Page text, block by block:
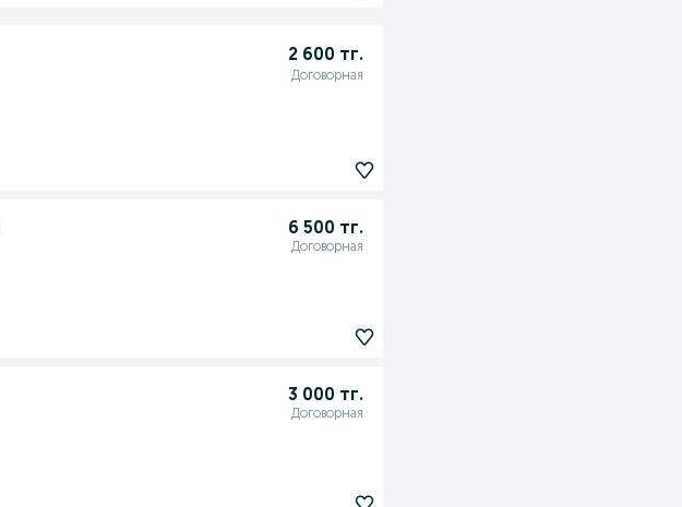
2 600 тг.
Договорная
6 500 тг.
Договорная
3 000 тг.
Договорная